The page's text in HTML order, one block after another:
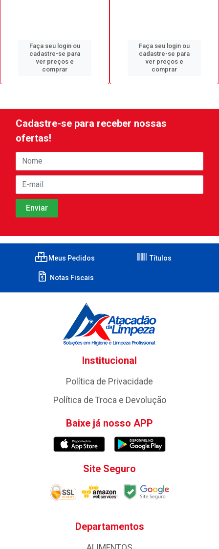
Faça seu login ou
cadastre-se para
ver preços e
comprar
Faça seu login ou
cadastre-se para
ver preços e
comprar
Cadastre-se para receber nossas
ofertas!
Meus Pedidos Títulos
Notas Fiscais
Institucional
Política de Privacidade
Política de Troca e Devolução
Baixe já nosso APP
Site Seguro
Departamentos